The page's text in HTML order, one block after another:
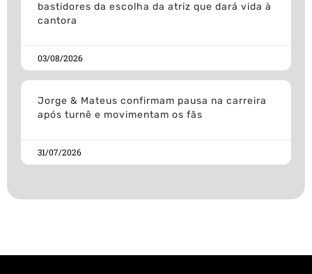
bastidores da escolha da atriz que dará vida à
cantora
03/08/2026
Jorge & Mateus confirmam pausa na carreira
após turnê e movimentam os fãs
31/07/2026